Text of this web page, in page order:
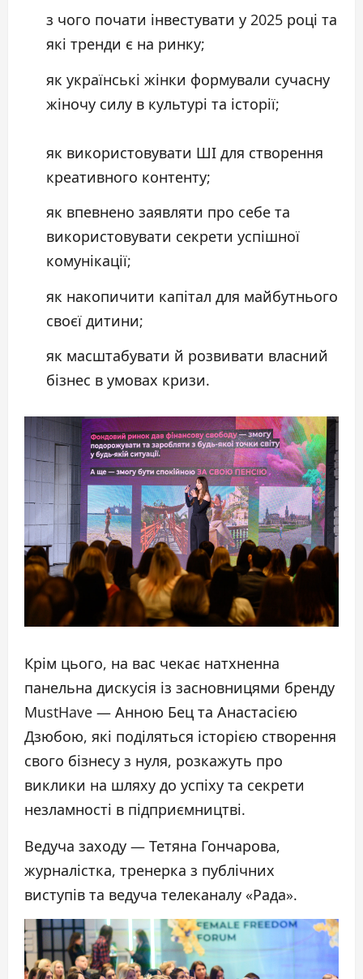
з чого почати інвестувати у 2025 році та
які тренди є на ринку;
як українські жінки формували сучасну
жіночу силу в культурі та історії;
як використовувати ШІ для створення
креативного контенту;
як впевнено заявляти про себе та
використовувати секрети успішної
комунікації;
як накопичити капітал для майбутнього
своєї дитини;
як масштабувати й розвивати власний
бізнес в умовах кризи.
Крім цього, на вас чекає натхненна
панельна дискусія із засновницями бренду
MustHave — Анною Бец та Анастасією
Дзюбою, які поділяться історією створення
свого бізнесу з нуля, розкажуть про
виклики на шляху до успіху та секрети
незламності в підприємництві.
Ведуча заходу — Тетяна Гончарова,
журналістка, тренерка з публічних
виступів та ведуча телеканалу «Рада».